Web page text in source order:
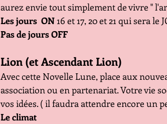
aurez envie tout simplement de vivre "
Les jours  ON 16 et 17, 20 et 21 qui sera
Pas de jours OFF
Lion (et Ascendant Lion)
Avec cette Novelle Lune, place aux
association ou en partenariat. Votre vie
vos idées. ( il faudra attendre encore un
Le climat